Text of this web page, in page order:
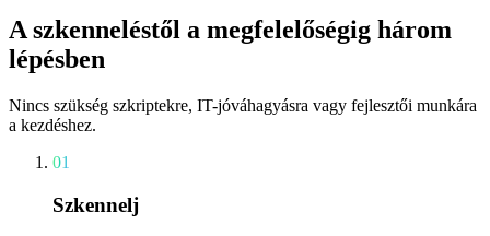
A szkenneléstől a megfelelőségig három
lépésben
Nincs szükség szkriptekre, IT-jóváhagyásra vagy fejlesztői munkára
a kezdéshez.
01
Szkennelj